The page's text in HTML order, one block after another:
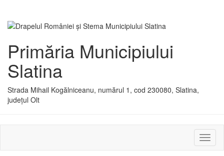
Primăria Municipiului
Slatina
Strada Mihail Kogălniceanu, numărul 1, cod 230080, Slatina,
județul Olt
sau